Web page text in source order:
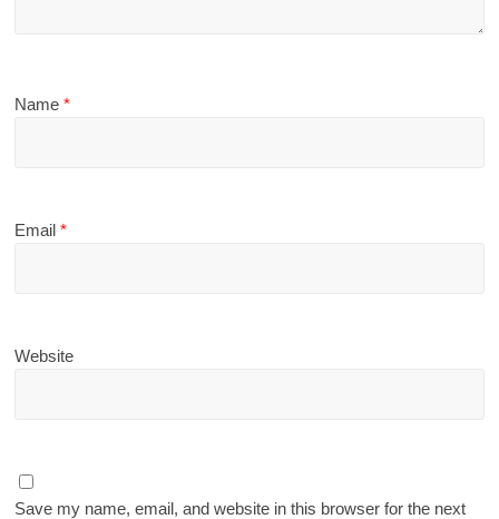
Name*
Email*
Website
Save my name, email, and website in this browser for the next